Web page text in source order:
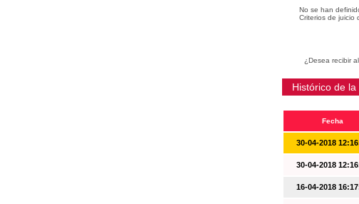
No se han
Criterios de juicio
¿Desea recibir
Histórico de la
Fecha
30-04-2018
30-04-2018
16-04-2018